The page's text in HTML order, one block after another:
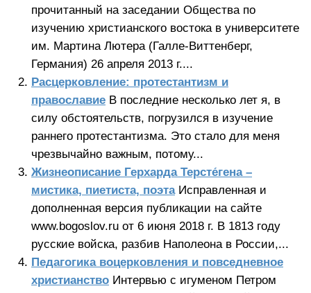
прочитанный на заседании Общества по
изучению христианского востока в университете
им. Мартина Лютера (Галле-Виттенберг,
Германия) 26 апреля 2013 г....
Расцерковление: протестантизм и
православие В последние несколько лет я, в
силу обстоятельств, погрузился в изучение
раннего протестантизма. Это стало для меня
чрезвычайно важным, потому...
Жизнеописание Герхарда Терсте́гена –
мистика, пиетиста, поэта Исправленная и
дополненная версия публикации на сайте
www.bogoslov.ru от 6 июня 2018 г. В 1813 году
русские войска, разбив Наполеона в России,...
Педагогика воцерковления и повседневное
христианство Интервью с игуменом Петром